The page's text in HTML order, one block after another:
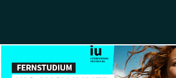
© Copyright 2026, TarGroup Media GmbH